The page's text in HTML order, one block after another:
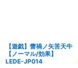
【遊戯】蕾禍ノ矢筈天牛
【ノーマル/効果】
LEDE-JP014